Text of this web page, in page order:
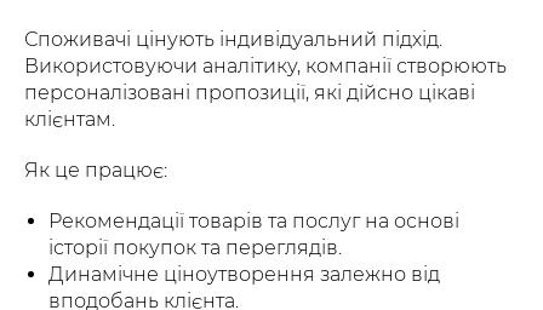
Споживачі цінують індивідуальний підхід.
Використовуючи аналітику, компанії створюють
персоналізовані пропозиції, які дійсно цікаві
клієнтам.
Як це працює:
Рекомендації товарів та послуг на основі
історії покупок та переглядів.
Динамічне ціноутворення залежно від
вподобань клієнта.